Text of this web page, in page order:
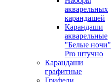
акварельных
карандашей
Карандаши
акварельные
"Белые ночи"
Pro штучно
Карандаши
графитные
Грифели